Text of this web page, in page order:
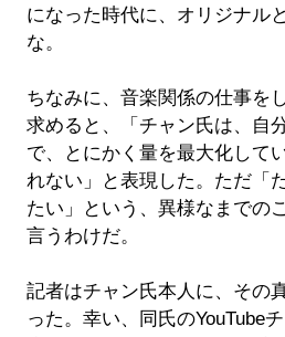
になった時代に、オリジナル
な。
ちなみに、音楽関係の仕事を
求めると、「チャン氏は、自
で、とにかく量を最大化して
れない」と表現した。ただ「
たい」という、異様なまでの
言うわけだ。
記者はチャン氏本人に、その
った。幸い、同氏のYouTube